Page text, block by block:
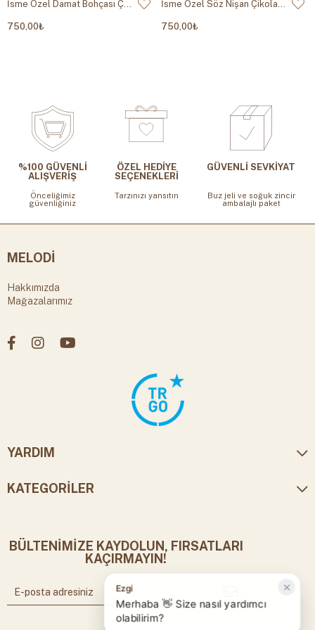
750,00₺ 750,00₺
%100 GÜVENLİ
ALIŞVERİŞ
Önceliğimiz
güvenliğiniz
ÖZEL HEDİYE
SEÇENEKLERİ
Tarzınızı yansıtın
GÜVENLİ SEVKİYAT
Buz jeli ve soğuk zincir
ambalajlı paket
MELODİ
Hakkımızda
Mağazalarımız
YARDIM
KATEGORİLER
BÜLTENİMİZE KAYDOLUN, FIRSATLARI
KAÇIRMAYIN!